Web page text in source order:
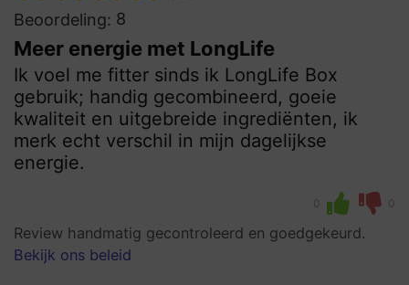
Beoordeling: 8
Meer energie met LongLife
Ik voel me fitter sinds ik LongLife Box
gebruik; handig gecombineerd, goeie
kwaliteit en uitgebreide ingrediënten, ik
merk echt verschil in mijn dagelijkse
energie.
0 0
Review handmatig gecontroleerd en goedgekeurd.
Bekijk ons beleid